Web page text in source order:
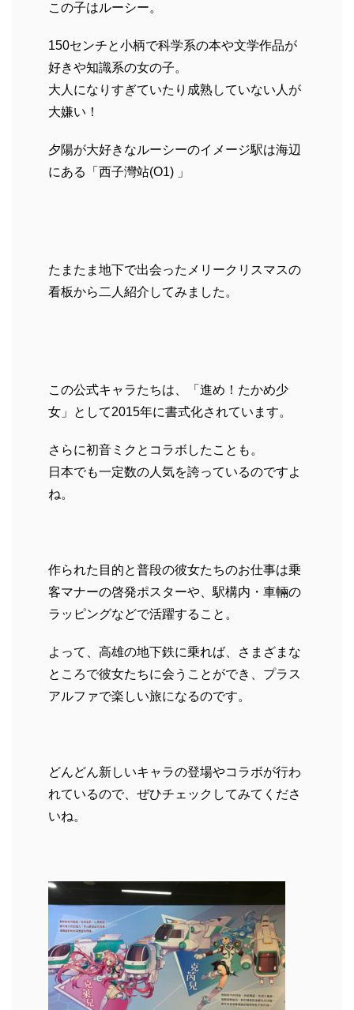
この子はルーシー。
150センチと小柄で科学系の本や文学作品が
好きや知識系の女の子。
大人になりすぎていたり成熟していない人が
大嫌い！
夕陽が大好きなルーシーのイメージ駅は海辺
にある「西子灣站(O1) 」
たまたま地下で出会ったメリークリスマスの
看板から二人紹介してみました。
この公式キャラたちは、「進め！たかめ少
女」として2015年に書式化されています。
さらに初音ミクとコラボしたことも。
日本でも一定数の人気を誇っているのですよ
ね。
作られた目的と普段の彼女たちのお仕事は乗
客マナーの啓発ポスターや、駅構内・車輛の
ラッピングなどで活躍すること。
よって、高雄の地下鉄に乗れば、さまざまな
ところで彼女たちに会うことができ、プラス
アルファで楽しい旅になるのです。
どんどん新しいキャラの登場やコラボが行わ
れているので、ぜひチェックしてみてくださ
いね。